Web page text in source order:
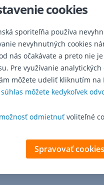
podporiť športovcov na
klienti navýšia
poukáže najväčšia
Anastasie Kuzminovej,
Electron a Space VISA
poplatku v ktorejkoľvek
2018. Platnosť kariet je
cookies
sporiteľňa používa
nevyhnutných cookies
nás očakávate a preto nie
Pre využívanie
môžete udeliť kliknutím na
môžete kedykoľvek
odmietnuť voliteľné
Spravovať cookies